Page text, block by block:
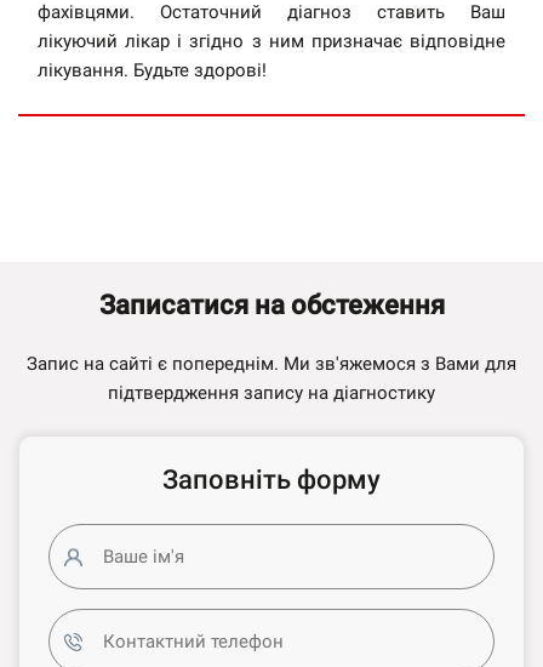
фахівцями. Остаточний діагноз ставить Ваш
лікуючий лікар і згідно з ним призначає відповідне
лікування. Будьте здорові!
Записатисяна обстеження
Запис на сайті є попереднім. Ми зв'яжемося з Вами для
підтвердження запису на діагностику
Заповніть форму